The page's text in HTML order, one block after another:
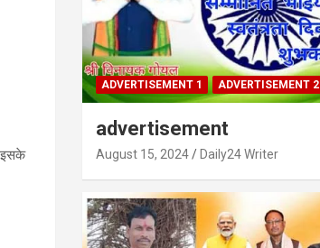
इसके
ADVERTISEMENT 1 ADVERTISEMENT 2
advertisement
August 15, 2024 Daily24 Writer